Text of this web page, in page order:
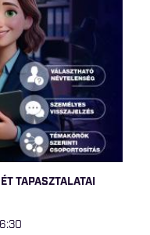
TAPASZTALATAI